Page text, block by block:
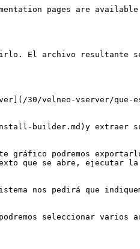
pages are
El archivo resultante
30/velneo-vserver/que-
builder.md)y extraer
podremos
que se abre, ejecutar
nos pedirá que
seleccionar varios